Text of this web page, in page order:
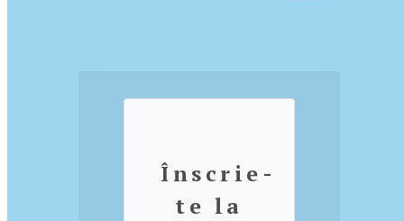
Înscrie-
te la